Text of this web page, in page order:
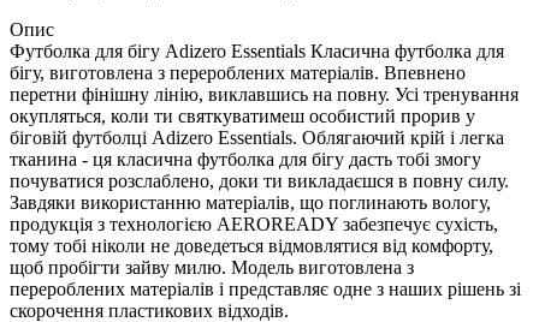
Опис
Футболка для бігу Adizero Essentials Класична футболка для
бігу, виготовлена з перероблених матеріалів. Впевнено
перетни фінішну лінію, виклавшись на повну. Усі тренування
окупляться, коли ти святкуватимеш особистий прорив у
біговій футболці Adizero Essentials. Облягаючий крій і легка
тканина - ця класична футболка для бігу дасть тобі змогу
почуватися розслаблено, доки ти викладаєшся в повну силу.
Завдяки використанню матеріалів, що поглинають вологу,
продукція з технологією AEROREADY забезпечує сухість,
тому тобі ніколи не доведеться відмовлятися від комфорту,
щоб пробігти зайву милю. Модель виготовлена з
перероблених матеріалів і представляє одне з наших рішень зі
скорочення пластикових відходів.